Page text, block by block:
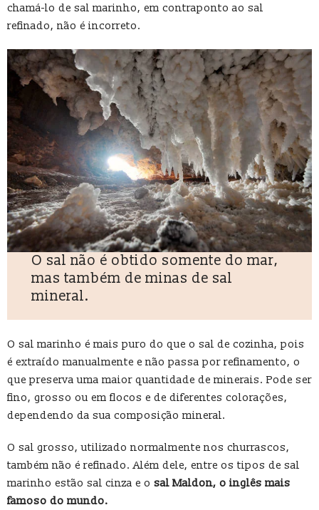
chamá-lo de sal marinho, em contraponto ao sal
refinado, não é incorreto.
O sal não é obtido somente do mar,
mas também de minas de sal
mineral.
O sal marinho é mais puro do que o sal de cozinha, pois
é extraído manualmente e não passa por refinamento, o
que preserva uma maior quantidade de minerais. Pode ser
fino, grosso ou em flocos e de diferentes colorações,
dependendo da sua composição mineral.
O sal grosso, utilizado normalmente nos churrascos,
também não é refinado. Além dele, entre os tipos de sal
marinho estão sal cinza e o sal Maldon, o inglês mais
famoso do mundo.